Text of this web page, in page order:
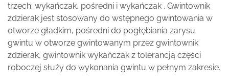
trzech: wykańczak, pośredni i wykańczak . Gwintownik
zdzierak jest stosowany do wstępnego gwintowania w
otworze gładkim, pośredni do pogłębiania zarysu
gwintu w otworze gwintowanym przez gwintownik
zdzierak, gwintownik wykańczak z tolerancją części
roboczej służy do wykonania gwintu w pełnym zakresie.